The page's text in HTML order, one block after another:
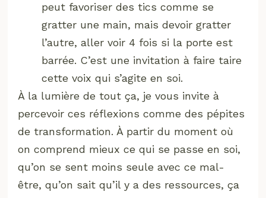
peut favoriser des tics comme se
gratter une main, mais devoir gratter
l’autre, aller voir 4 fois si la porte est
barrée. C’est une invitation à faire taire
cette voix qui s’agite en soi.
À la lumière de tout ça, je vous invite à
percevoir ces réflexions comme des pépites
de transformation. À partir du moment où
on comprend mieux ce qui se passe en soi,
qu’on se sent moins seule avec ce mal-
être, qu’on sait qu’il y a des ressources, ça